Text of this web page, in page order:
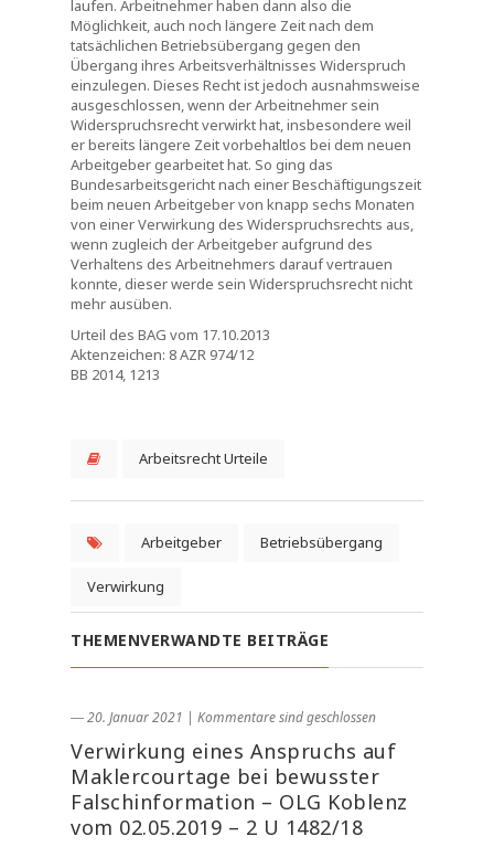
laufen. Arbeitnehmer haben dann also die
Möglichkeit, auch noch längere Zeit nach dem
tatsächlichen Betriebsübergang gegen den
Übergang ihres Arbeitsverhältnisses Widerspruch
einzulegen. Dieses Recht ist jedoch ausnahmsweise
ausgeschlossen, wenn der Arbeitnehmer sein
Widerspruchsrecht verwirkt hat, insbesondere weil
er bereits längere Zeit vorbehaltlos bei dem neuen
Arbeitgeber gearbeitet hat. So ging das
Bundesarbeitsgericht nach einer Beschäftigungszeit
beim neuen Arbeitgeber von knapp sechs Monaten
von einer Verwirkung des Widerspruchsrechts aus,
wenn zugleich der Arbeitgeber aufgrund des
Verhaltens des Arbeitnehmers darauf vertrauen
konnte, dieser werde sein Widerspruchsrecht nicht
mehr ausüben.
Urteil des BAG vom 17.10.2013
Aktenzeichen: 8 AZR 974/12
BB 2014, 1213
Arbeitsrecht Urteile
Arbeitgeber Betriebsübergang
Verwirkung
THEMENVERWANDTE BEITRÄGE
― 20. Januar 2021 | Kommentare sind geschlossen
Verwirkung eines Anspruchs auf
Maklercourtage bei bewusster
Falschinformation – OLG Koblenz
vom 02.05.2019 – 2 U 1482/18